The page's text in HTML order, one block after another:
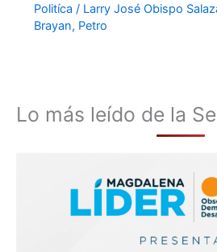
Politíca / Larry José Obispo
Brayan, Petro
Lo más leído de la